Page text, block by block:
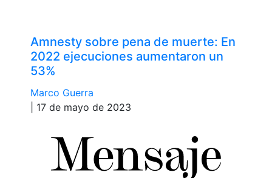
Amnesty sobre pena de muerte: En
2022 ejecuciones aumentaron un
53%
Marco Guerra
| 17 de mayo de 2023